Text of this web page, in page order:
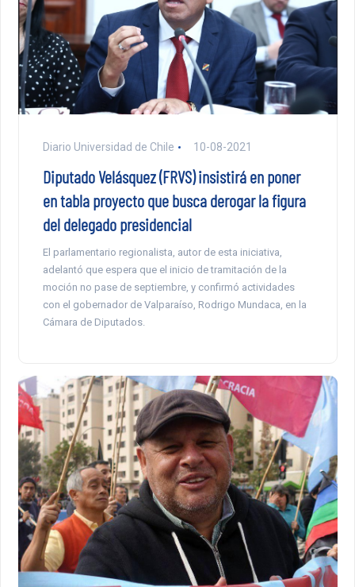
Diario Universidad de Chile 10-08-2021
Diputado Velásquez (FRVS) insistirá en poner
en tabla proyecto que busca derogar la figura
del delegado presidencial
El parlamentario regionalista, autor de esta iniciativa,
adelantó que espera que el inicio de tramitación de la
moción no pase de septiembre, y confirmó actividades
con el gobernador de Valparaíso, Rodrigo Mundaca, en la
Cámara de Diputados.